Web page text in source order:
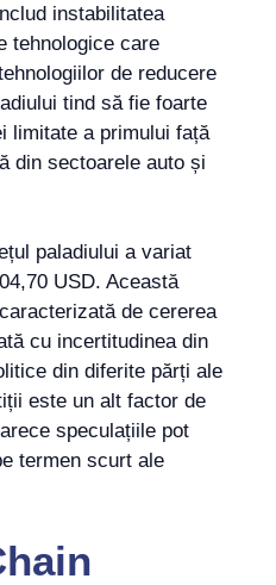
instabilitatea
tehnologice care
de reducere
tind să fie foarte
limitate a primului față
din sectoarele auto și
paladiului a variat
USD. Această
de cererea
cu incertitudinea din
din diferite părți ale
este un alt factor de
speculațiile pot
termen scurt ale